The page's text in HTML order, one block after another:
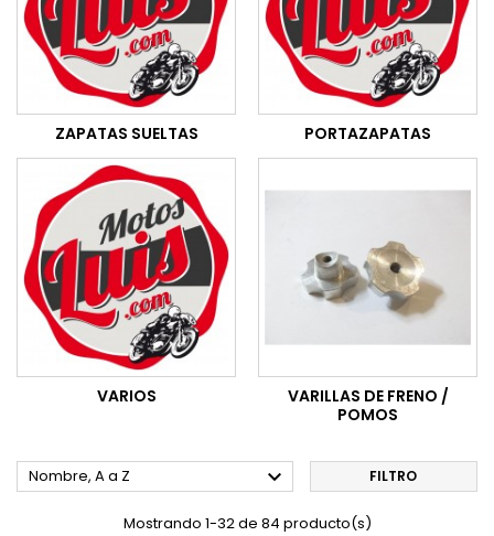
ZAPATAS SUELTAS PORTAZAPATAS
VARIOS
VARILLAS DE FRENO /
POMOS
Nombre, A a Z  FILTRO
Mostrando 1-32 de 84 producto(s)